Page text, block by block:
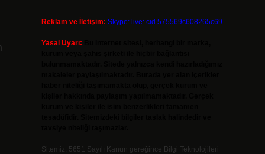
Reklam ve İletişim: Skype: live:.cid.575569c608265c69
Yasal Uyarı:
Sitemiz, 5651 Sayılı Kanun gereğince Bilgi Teknolojileri